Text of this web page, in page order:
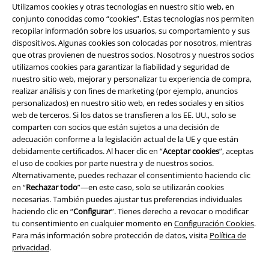
Utilizamos cookies y otras tecnologías en nuestro sitio web, en
conjunto conocidas como “cookies”. Estas tecnologías nos permiten
recopilar información sobre los usuarios, su comportamiento y sus
dispositivos. Algunas cookies son colocadas por nosotros, mientras
que otras provienen de nuestros socios. Nosotros y nuestros socios
utilizamos cookies para garantizar la fiabilidad y seguridad de
nuestro sitio web, mejorar y personalizar tu experiencia de compra,
realizar análisis y con fines de marketing (por ejemplo, anuncios
personalizados) en nuestro sitio web, en redes sociales y en sitios
web de terceros. Si los datos se transfieren a los EE. UU., solo se
comparten con socios que están sujetos a una decisión de
adecuación conforme a la legislación actual de la UE y que están
debidamente certificados. Al hacer clic en “Aceptar cookies”, aceptas
el uso de cookies por parte nuestra y de nuestros socios.
Alternativamente, puedes rechazar el consentimiento haciendo clic
en “Rechazar todo”—en este caso, solo se utilizarán cookies
necesarias. También puedes ajustar tus preferencias individuales
haciendo clic en “Configurar”. Tienes derecho a revocar o modificar
tu consentimiento en cualquier momento en Configuración Cookies.
Para más información sobre protección de datos, visita Política de
privacidad.
Legal
Términos y Condiciones
Aviso Legal
Ley protección de datos
Eliminación de residuos y protección del medioambiente